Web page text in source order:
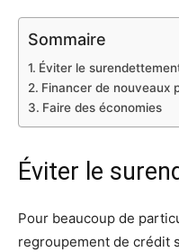
Sommaire
Éviter le
Financer de nouveaux
Faire des économies
Éviter le
Pour beaucoup de
regroupement de crédit